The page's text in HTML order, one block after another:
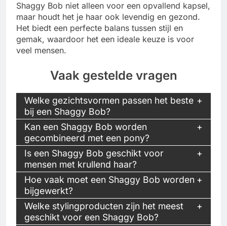
Shaggy Bob niet alleen voor een opvallend kapsel,
maar houdt het je haar ook levendig en gezond.
Het biedt een perfecte balans tussen stijl en
gemak, waardoor het een ideale keuze is voor
veel mensen.
Vaak gestelde vragen
Welke gezichtsvormen passen het beste
bij een Shaggy Bob?
Kan een Shaggy Bob worden
gecombineerd met een pony?
Is een Shaggy Bob geschikt voor
mensen met krullend haar?
Hoe vaak moet een Shaggy Bob worden
bijgewerkt?
Welke stylingproducten zijn het meest
geschikt voor een Shaggy Bob?